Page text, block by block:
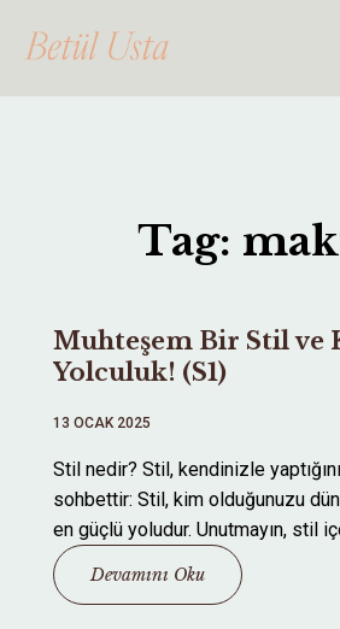
Tag:
Muhteşem Bir Stil ve
Yolculuk! (S1)
13 OCAK 2025
Stil nedir? Stil, kendinizle
sohbettir: Stil, kim olduğunuzu
en güçlü yoludur. Unutmayın, stil
Devamını Oku
BLOG